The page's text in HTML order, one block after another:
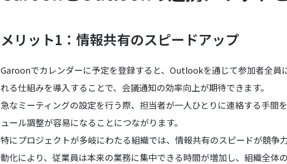
メリット1：情報共有のスピードアップ
Garoonでカレンダーに予定を登録すると、Outlookを通じて参加者全員
れる仕組みを導入することで、会議通知の効率向上が期待できます。
急なミーティングの設定を行う際、担当者が一人ひとりに連絡する手間
ュール調整が容易になることにつながります。
特にプロジェクトが多岐にわたる組織では、情報共有のスピードが競争
動化により、従業員は本来の業務に集中できる時間が増加し、組織全体